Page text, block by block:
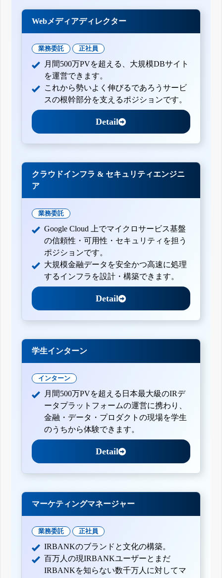
Webメディアディレクター
業務委託 正社員
月間500万PVを超える、大規模DBサイト
を運営できます。
これから勢いよく伸びるであろうサービ
スの根幹部分を支えるポジションです。
Detail
クラウドインフラ & セキュリティエンジニ
ア
業務委託
Google Cloud 上でマイクロサービス基盤
の信頼性・可用性・セキュリティを担う
ポジションです。
大規模金融データを安全かつ高速に処理
するインフラを設計・構築できます。
Detail
学生インターン
インターン
月間500万PVを超える日本最大級のIRデ
ータプラットフォームの運営に携わり、
金融・データ・プロダクトの現場を学生
のうちから体験できます。
Detail
マーケティングマネージャー
業務委託 正社員
IRBANKのブランドと文化の構築。
百万人の現IRBANKユーザーとまだ
IRBANKを知らない数千万人に対してマ